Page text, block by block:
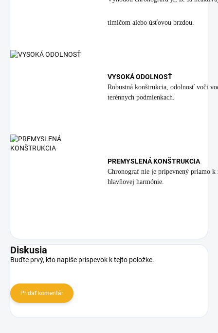
tlmičom alebo úsťovou brzdou.
VYSOKÁ ODOLNOSŤ
Robustná konštrukcia, odolnosť voči
terénnych podmienkach.
PREMYSLENÁ KONŠTRUKCIA
Chronograf nie je pripevnený priamo
hlavňovej harmónie.
Diskusia
Buďte prvý, kto napíše príspevok k tejto položke.
Pridať komentár